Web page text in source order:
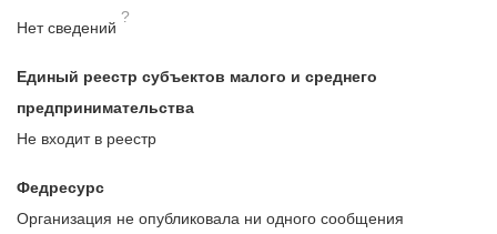
Нет сведений
?
Единый реестр субъектов малого и среднего
предпринимательства
Не входит в реестр
Федресурс
Организация не опубликовала ни одного сообщения